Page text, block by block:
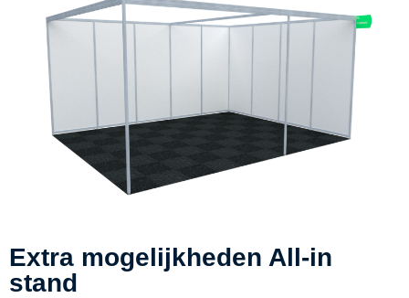
Extra mogelijkheden All-in
stand